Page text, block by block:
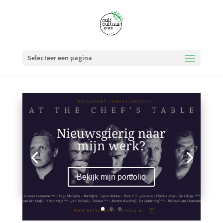
Selecteer een pagina
Nieuwsgierig naar
mijn werk?
Bekijk mijn portfolio